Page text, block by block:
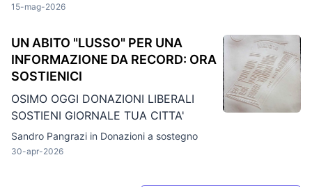
15-mag-2026
UN ABITO "LUSSO" PER UNA
INFORMAZIONE DA RECORD: ORA
SOSTIENICI
OSIMO OGGI DONAZIONI LIBERALI
SOSTIENI GIORNALE TUA CITTA'
Sandro Pangrazi in Donazioni a sostegno
30-apr-2026